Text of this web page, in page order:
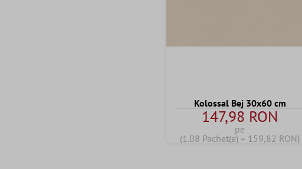
Kolossal Bej 30x60 cm
147,98 RON
pe
(1.08 Pachet(e) = 159,82 RON)